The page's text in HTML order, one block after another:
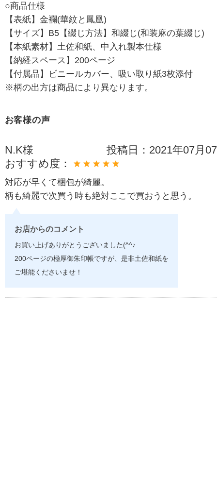
○商品仕様
【表紙】金襴(華紋と鳳凰)
【サイズ】B5【綴じ方法】和綴じ(和装麻の葉綴じ)
【本紙素材】土佐和紙、中入れ製本仕様
【納経スペース】200ページ
【付属品】ビニールカバー、吸い取り紙3枚添付
※柄の出方は商品により異なります。
お客様の声
N.K様 投稿日： 2021年07月
おすすめ度：
対応が早くて梱包が綺麗。
柄も綺麗で次買う時も絶対ここで買おうと思う。
お店からのコメント
お買い上げありがとうございました(^^♪
200ページの極厚御朱印帳ですが、是非土佐和紙を
ご堪能くださいませ！